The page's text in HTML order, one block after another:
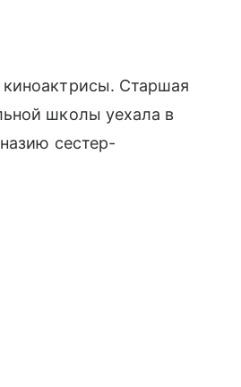
Старшая
школы уехала в
сестер-